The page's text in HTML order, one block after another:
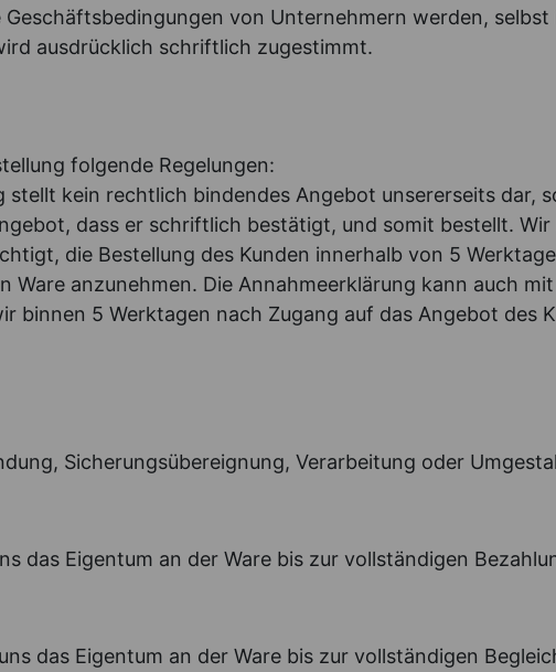
von Unternehmern werden,
ausdrücklich schriftlich zugestimmt.
folgende Regelungen:
kein rechtlich bindendes Angebot unsererseits dar,
dass er schriftlich bestätigt, und somit bestellt.
die Bestellung des Kunden innerhalb von 5
anzunehmen. Die Annahmeerklärung kann auch
binnen 5 Werktagen nach Zugang auf das Angebot des
Sicherungsübereignung, Verarbeitung oder
das Eigentum an der Ware bis zur vollständigen
das Eigentum an der Ware bis zur vollständigen